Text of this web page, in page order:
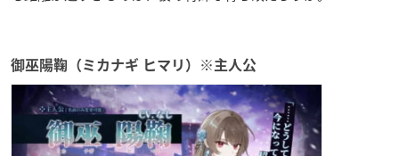
御巫陽鞠（ミカナギ ヒマリ）※主人公